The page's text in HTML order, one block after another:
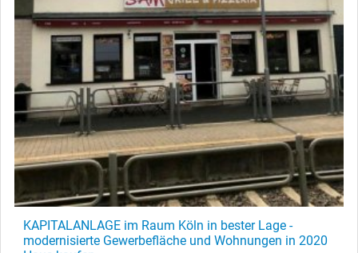
KAPITALANLAGE im Raum Köln in bester Lage -
modernisierte Gewerbefläche und Wohnungen in 2020